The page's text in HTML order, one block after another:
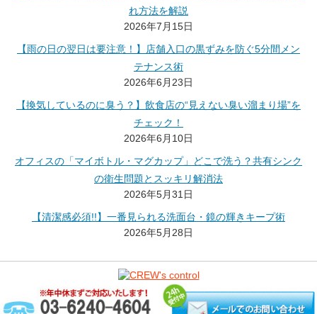
れ方法を解説
2026年7月15日
【雨の日の翌日は要注意！】店舗入口の黒ずみを防ぐ5分間メン
テナンス術
2026年6月23日
【換気しているのに臭う？】飲食店の“見えない臭い溜まり場”を
チェック！
2026年6月10日
オフィスの「マイボトル・マグカップ」どこで洗う？共有シンク
の衛生問題とスッキリ解消法
2026年5月31日
【清潔感必須!!】一番見られる洗面台・鏡の輝きキープ術
2026年5月28日